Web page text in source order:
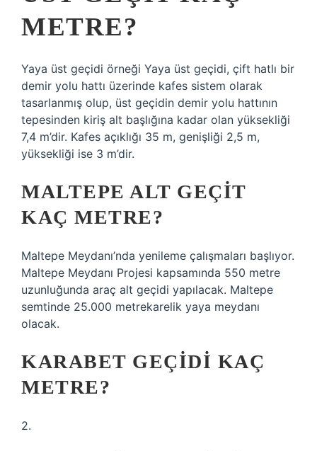
METRE?
Yaya üst geçidi örneği Yaya üst geçidi, çift hatlı bir
demir yolu hattı üzerinde kafes sistem olarak
tasarlanmış olup, üst geçidin demir yolu hattının
tepesinden kiriş alt başlığına kadar olan yüksekliği
7,4 m’dir. Kafes açıklığı 35 m, genişliği 2,5 m,
yüksekliği ise 3 m’dir.
MALTEPE ALT GEÇIT
KAÇ METRE?
Maltepe Meydanı’nda yenileme çalışmaları başlıyor.
Maltepe Meydanı Projesi kapsamında 550 metre
uzunluğunda araç alt geçidi yapılacak. Maltepe
semtinde 25.000 metrekarelik yaya meydanı
olacak.
KARABET GEÇIDI KAÇ
METRE?
2.